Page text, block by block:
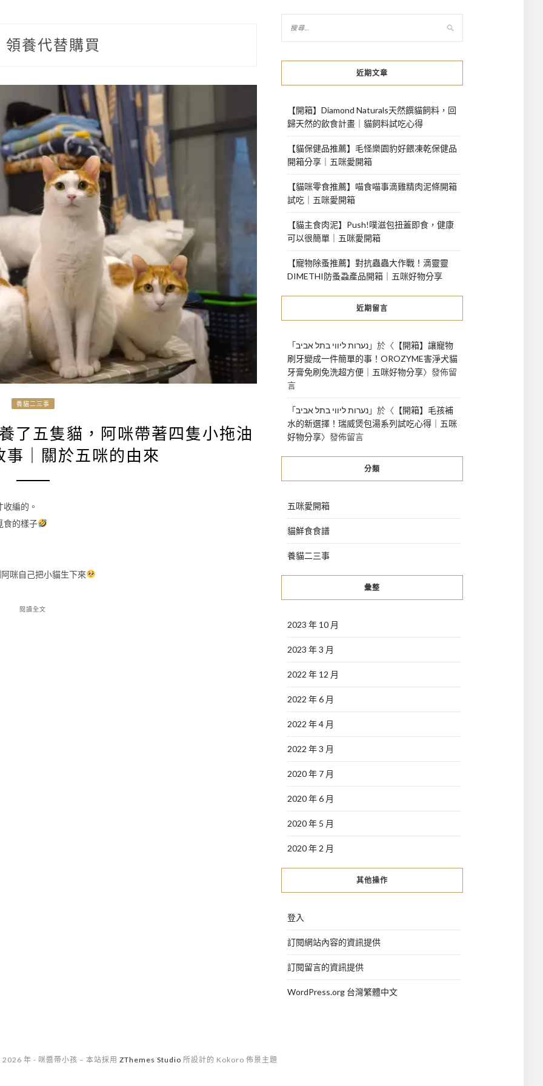
領養代替購買
養貓二三事
了五隻貓，阿咪帶著四隻小拖油
事｜關於五咪的由來
編的。
食的樣子
咪自己把小貓生下來
閱讀全文
近期文章
【開箱】Diamond Naturals天然饌貓飼料，回
歸天然的飲食計畫｜貓飼料試吃心得
【貓保健品推薦】毛怪樂園豹好餵凍乾保健品
開箱分享｜五咪愛開箱
【貓咪零食推薦】喵食喵事滴雞精肉泥條開箱
試吃｜五咪愛開箱
【貓主食肉泥】Push!噗滋包扭蓋即食，健康
可以很簡單｜五咪愛開箱
【寵物除蚤推薦】對抗蟲蟲大作戰！滴靈靈
DIMETHI防蚤蝨產品開箱｜五咪好物分享
近期留言
「נערות ליווי בתל אביב」於〈 【開箱】讓寵物
刷牙變成一件簡單的事！OROZYME害淨犬貓
牙膏免刷免洗超方便｜五咪好物分享〉發佈留
言
「נערות ליווי בתל אביב」於〈 【開箱】毛孩補
水的新選擇！瑞威煲包湯系列試吃心得｜五咪
好物分享〉發佈留言
分類
五咪愛開箱
貓鮮食食譜
養貓二三事
彙整
2023 年 10 月
2023 年 3 月
2022 年 12 月
2022 年 6 月
2022 年 4 月
2022 年 3 月
2020 年 7 月
2020 年 6 月
2020 年 5 月
2020 年 2 月
其他操作
登入
訂閱網站內容的資訊提供
訂閱留言的資訊提供
WordPress.org 台灣繁體中文
年 - 咪醬帶小孩 – 本站採用 ZThemes Studio 所設計的 Kokoro 佈景主題